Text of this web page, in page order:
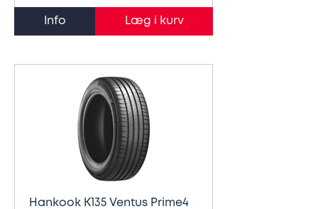
Info
Hankook K135 Ventus Prime4